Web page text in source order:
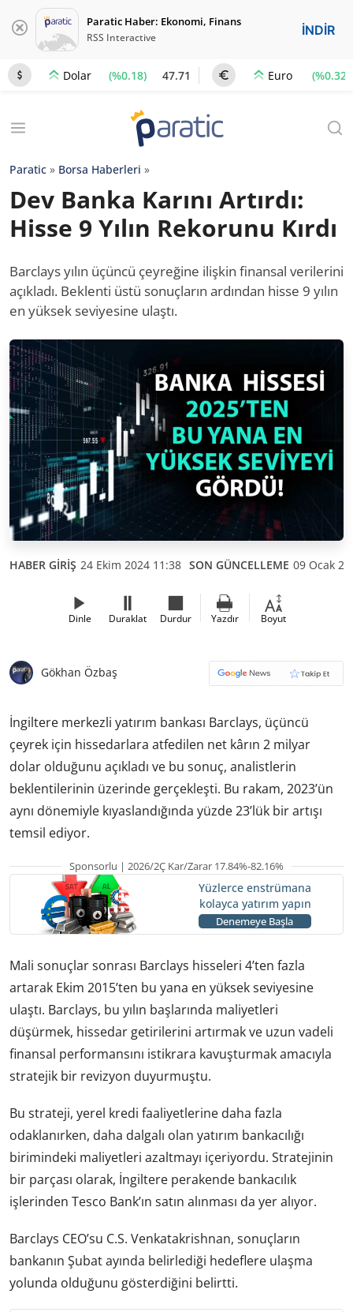
Paratic Haber: Ekonomi, Finans
RSS Interactive İNDİR
Dolar (%0.18) 47.71 Euro (%0.32)
Paratic » Borsa Haberleri »
Dev Banka Karını Artırdı:
Hisse 9 Yılın Rekorunu Kırdı
Barclays yılın üçüncü çeyreğine ilişkin finansal verilerini
açıkladı. Beklenti üstü sonuçların ardından hisse 9 yılın
en yüksek seviyesine ulaştı.
HABER GİRİŞ 24 Ekim 2024 11:38 SON GÜNCELLEME 09 Ocak
Dinle Duraklat Durdur Yazdır Boyut
Gökhan Özbaş
İngiltere merkezli yatırım bankası Barclays, üçüncü
çeyrek için hissedarlara atfedilen net kârın 2 milyar
dolar olduğunu açıkladı ve bu sonuç, analistlerin
beklentilerinin üzerinde gerçekleşti. Bu rakam, 2023’ün
aynı dönemiyle kıyaslandığında yüzde 23’lük bir artışı
temsil ediyor.
Sponsorlu | 2026/2Ç Kar/Zarar 17.84%-82.16%
Yüzlerce enstrümana
kolayca yatırım yapın
Denemeye Başla
Mali sonuçlar sonrası Barclays hisseleri 4’ten fazla
artarak Ekim 2015’ten bu yana en yüksek seviyesine
ulaştı. Barclays, bu yılın başlarında maliyetleri
düşürmek, hissedar getirilerini artırmak ve uzun vadeli
finansal performansını istikrara kavuşturmak amacıyla
stratejik bir revizyon duyurmuştu.
Bu strateji, yerel kredi faaliyetlerine daha fazla
odaklanırken, daha dalgalı olan yatırım bankacılığı
birimindeki maliyetleri azaltmayı içeriyordu. Stratejinin
bir parçası olarak, İngiltere perakende bankacılık
işlerinden Tesco Bank’ın satın alınması da yer alıyor.
Barclays CEO’su C.S. Venkatakrishnan, sonuçların
bankanın Şubat ayında belirlediği hedeflere ulaşma
yolunda olduğunu gösterdiğini belirtti.